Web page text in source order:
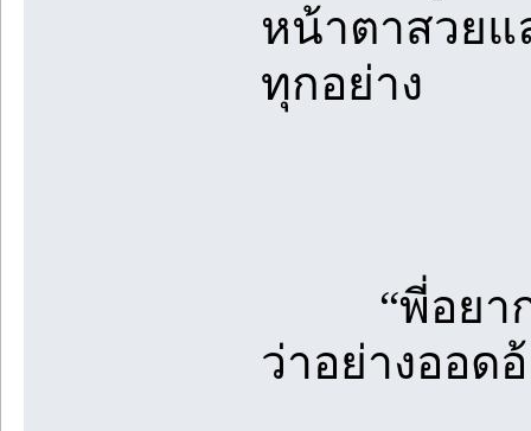
หน้าตาสวยแ
ทุกอย่าง
“พี่อยากดู
ว่าอย่างออด